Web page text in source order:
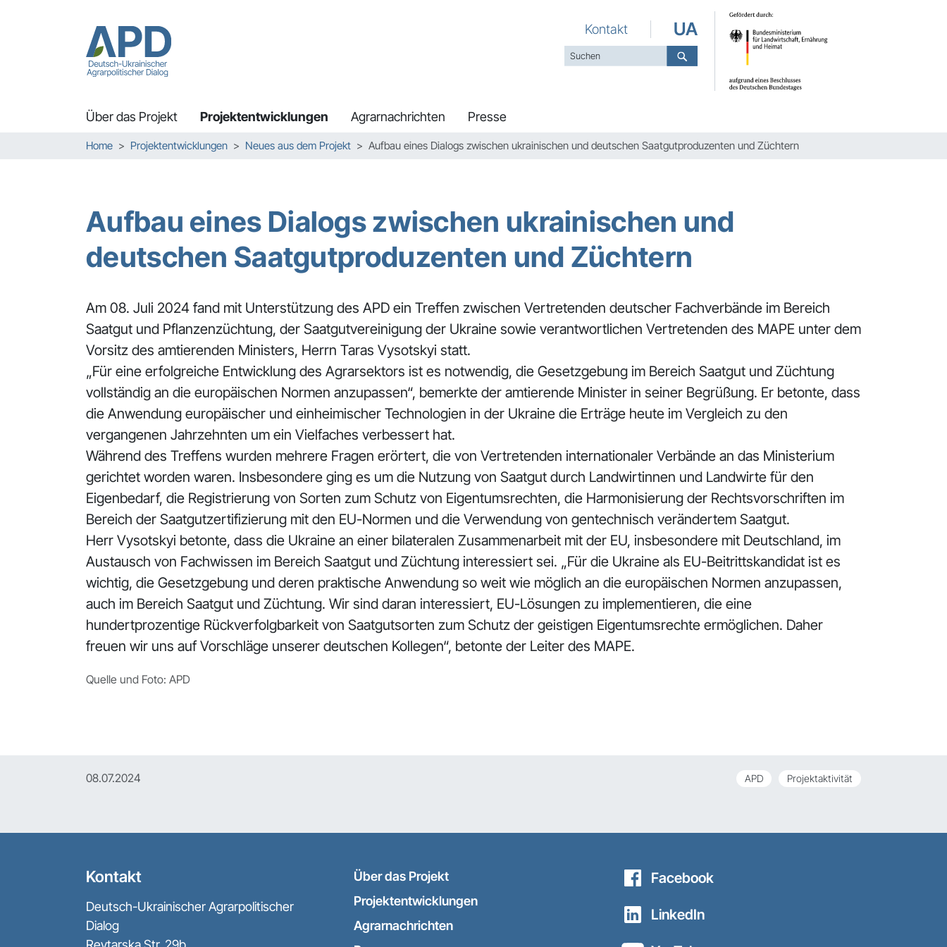
Zum Hauptinhalt springen
Skip to page footer
Über das Projekt Projektentwicklungen Agrarnachrichten Presse
Kontakt UA
Sie sind hier:
Home Projektentwicklungen Neues aus dem Projekt Aufbau eines Dialogs zwischen ukrainischen und deutschen Saatgutproduzenten und Züchtern
Aufbau eines Dialogs zwischen ukrainischen und
deutschen Saatgutproduzenten und Züchtern
Am 08. Juli 2024 fand mit Unterstützung des APD ein Treffen zwischen Vertretenden deutscher Fachverbände im Bereich
Saatgut und Pflanzenzüchtung, der Saatgutvereinigung der Ukraine sowie verantwortlichen Vertretenden des MAPE unter dem
Vorsitz des amtierenden Ministers, Herrn Taras Vysotskyi statt.
„Für eine erfolgreiche Entwicklung des Agrarsektors ist es notwendig, die Gesetzgebung im Bereich Saatgut und Züchtung
vollständig an die europäischen Normen anzupassen“, bemerkte der amtierende Minister in seiner Begrüßung. Er betonte, dass
die Anwendung europäischer und einheimischer Technologien in der Ukraine die Erträge heute im Vergleich zu den
vergangenen Jahrzehnten um ein Vielfaches verbessert hat.
Während des Treffens wurden mehrere Fragen erörtert, die von Vertretenden internationaler Verbände an das Ministerium
gerichtet worden waren. Insbesondere ging es um die Nutzung von Saatgut durch Landwirtinnen und Landwirte für den
Eigenbedarf, die Registrierung von Sorten zum Schutz von Eigentumsrechten, die Harmonisierung der Rechtsvorschriften im
Bereich der Saatgutzertifizierung mit den EU-Normen und die Verwendung von gentechnisch verändertem Saatgut.
Herr Vysotskyi betonte, dass die Ukraine an einer bilateralen Zusammenarbeit mit der EU, insbesondere mit Deutschland, im
Austausch von Fachwissen im Bereich Saatgut und Züchtung interessiert sei. „Für die Ukraine als EU-Beitrittskandidat ist es
wichtig, die Gesetzgebung und deren praktische Anwendung so weit wie möglich an die europäischen Normen anzupassen,
auch im Bereich Saatgut und Züchtung. Wir sind daran interessiert, EU-Lösungen zu implementieren, die eine
hundertprozentige Rückverfolgbarkeit von Saatgutsorten zum Schutz der geistigen Eigentumsrechte ermöglichen. Daher
freuen wir uns auf Vorschläge unserer deutschen Kollegen“, betonte der Leiter des MAPE.
Quelle und Foto: APD
08.07.2024 APD Projektaktivität
Kontakt
Deutsch-Ukrainischer Agrarpolitischer
Dialog
Über das Projekt
Projektentwicklungen
Agrarnachrichten
Facebook
LinkedIn